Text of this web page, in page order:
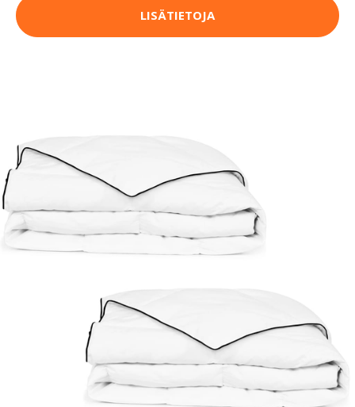
LISÄTIETOJA